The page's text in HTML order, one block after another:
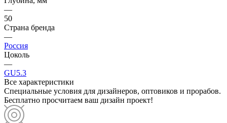
—
50
Страна бренда
—
Россия
Цоколь
—
GU5.3
Все характеристики
Специальные условия для дизайнеров, оптовиков и прорабов.
Бесплатно просчитаем ваш дизайн проект!